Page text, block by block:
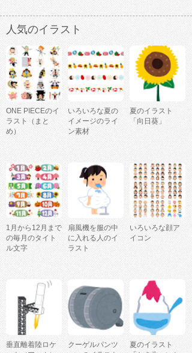
人気のイラスト
ONE PIECEのイ
ラスト（まと
め）
いろいろな夏の
イメージのライ
ン素材
夏のイラスト
「向日葵」
1月から12月まで
の毎月のタイト
ル文字
扇風機を服の中
に入れる人のイ
ラスト
いろいろな顔ア
イコン
垂直離着陸ロケ
クーゲルパンツ
夏のイラスト